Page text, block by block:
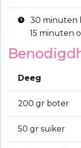
30 minuten
15 minuten
Deeg
200 gr boter
50 gr suiker